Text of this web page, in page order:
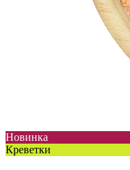
Новинка
Креветки